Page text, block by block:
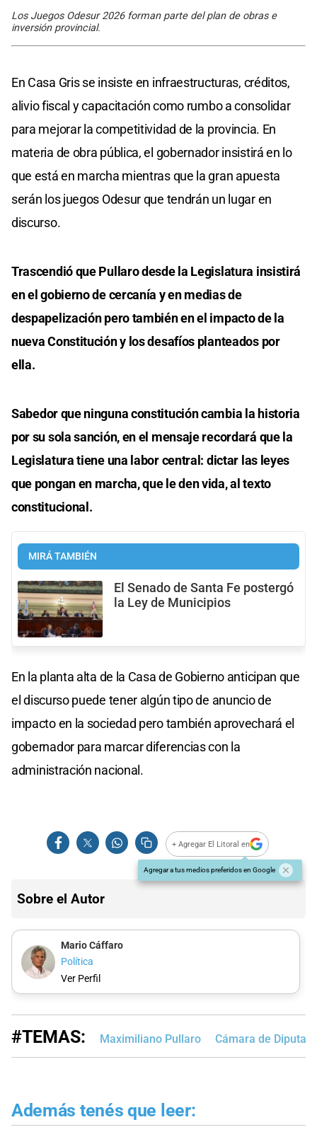
Los Juegos Odesur 2026 forman parte del plan de obras e
inversión provincial.
En Casa Gris se insiste en infraestructuras, créditos,
alivio fiscal y capacitación como rumbo a consolidar
para mejorar la competitividad de la provincia. En
materia de obra pública, el gobernador insistirá en lo
que está en marcha mientras que la gran apuesta
serán los juegos Odesur que tendrán un lugar en
discurso.
Trascendió que Pullaro desde la Legislatura insistirá
en el gobierno de cercanía y en medias de
despapelización pero también en el impacto de la
nueva Constitución y los desafíos planteados por
ella.
Sabedor que ninguna constitución cambia la historia
por su sola sanción, en el mensaje recordará que la
Legislatura tiene una labor central: dictar las leyes
que pongan en marcha, que le den vida, al texto
constitucional.
MIRÁ TAMBIÉN
El Senado de Santa Fe postergó
la Ley de Municipios
En la planta alta de la Casa de Gobierno anticipan que
el discurso puede tener algún tipo de anuncio de
impacto en la sociedad pero también aprovechará el
gobernador para marcar diferencias con la
administración nacional.
+ Agregar El Litoral en
Agregar a tus medios preferidos en Google
Sobre el Autor
Mario Cáffaro
Política
Ver Perfil
#TEMAS: Maximiliano Pullaro Cámara de
Además tenés que leer: